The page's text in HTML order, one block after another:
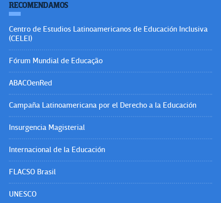
RECOMENDAMOS
Centro de Estudios Latinoamericanos de Educación Inclusiva
(CELEI)
Fórum Mundial de Educação
ABACOenRed
Campaña Latinoamericana por el Derecho a la Educación
Insurgencia Magisterial
Internacional de la Educación
FLACSO Brasil
UNESCO